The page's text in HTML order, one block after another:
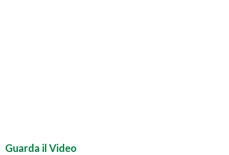
Guarda il Video